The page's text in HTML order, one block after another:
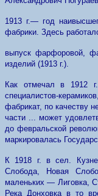
1913 г.— год
фабрики. Здесь
выпуск фарфоровой,
изделий (1913 г.).
Как отмечал в 1912
специалистов-
фабрикат, по качеству
части ... может
до февральской
маркировалась
К 1918 г. в сел.
Слобода, Новая
маленьких — Лиговка,
Река Донховка в то